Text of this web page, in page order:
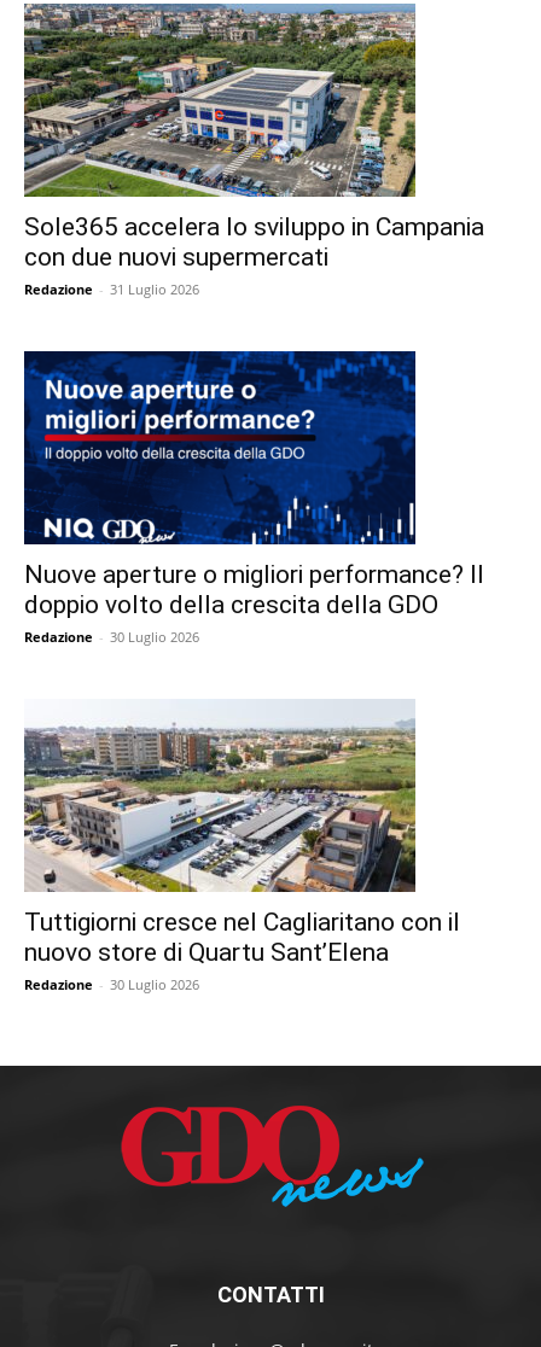
Sole365 accelera lo sviluppo in Campania
con due nuovi supermercati
Redazione - 31 Luglio 2026
Nuove aperture o migliori performance? Il
doppio volto della crescita della GDO
Redazione - 30 Luglio 2026
Tuttigiorni cresce nel Cagliaritano con il
nuovo store di Quartu Sant’Elena
Redazione - 30 Luglio 2026
CONTATTI